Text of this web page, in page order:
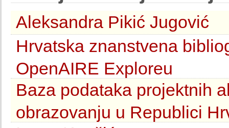
Aleksandra Pikić Jugović
Hrvatska znanstvena
OpenAIRE Exploreu
Baza podataka projektnih
obrazovanju u Republici